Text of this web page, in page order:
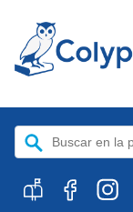
Buscar: